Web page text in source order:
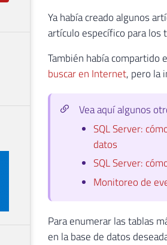
Ya había creado algunos
artículo específico para los
También había compartido
buscar en Internet, pero la
Vea aquí algunos
SQL Server:
datos
SQL Server:
Monitoreo de
Para enumerar las tablas
en la base de datos